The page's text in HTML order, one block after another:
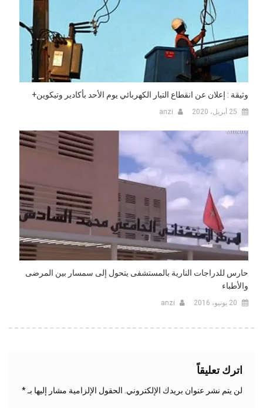
وثيقة : إعلان عن انقطاع التيار الكهربائي يوم الأحد بأكادير وتيكوين+
25 أبريل، 2020 anzi
حارس للدراجات النارية بالمستشفى يتحول إلى سمسار بين المرضى
والأطباء
20 يونيو، 2016 anzi
اترك تعليقاً
لن يتم نشر عنوان بريدك الإلكتروني. الحقول الإلزامية مشار إليها بـ*